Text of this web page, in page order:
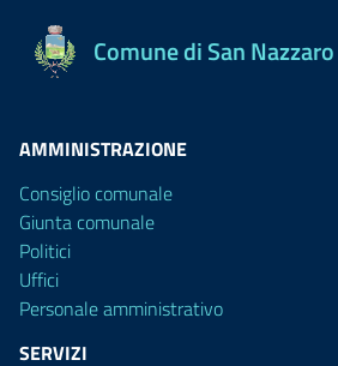
Comune di San
AMMINISTRAZIONE
Consiglio comunale
Giunta comunale
Politici
Uffici
Personale amministrativo
SERVIZI